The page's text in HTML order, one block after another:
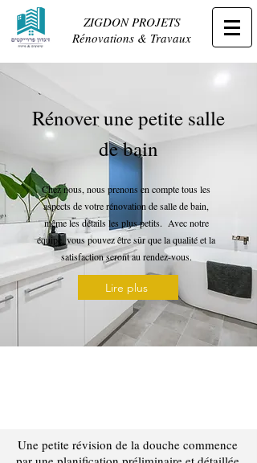
ZIGDON PROJETS
Rénovations & Travaux
Rénover une petite salle
de bain
Chez nous, nous prenons en compte tous les
aspects de votre rénovation de salle de bain,
même les détails les plus petits. Avec notre
équipe, vous pouvez être sûr que la qualité et la
satisfaction seront au rendez-vous.
Lire plus
Une petite révision de la douche commence